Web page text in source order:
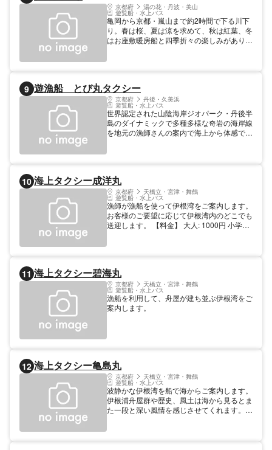
京都府 湯の花・丹波・美山
遊覧船・水上バス
亀岡から京都・嵐山まで約2時間で下る川下
り。春は桜、夏は涼を求めて、秋は紅葉、冬
はお座敷暖房船と四季折々の楽しみがありま
10%引
9 遊漁船 とび丸タクシー
京都府 丹後・久美浜
遊覧船・水上バス
世界認定された山陰海岸ジオパーク・丹後半
島のダイナミックで多種多様な奇岩の海岸線
を地元の漁師さんの案内で海上から体感でき
完全予約制
10 海上タクシー成洋丸
京都府 天橋立・宮津・舞鶴
遊覧船・水上バス
漁師が漁船を使って伊根湾をご案内します。
お客様のご要望に応じて伊根湾内のどこでも
送迎します。 【料金】 大人: 1000円 小学生:
11 海上タクシー碧海丸
京都府 天橋立・宮津・舞鶴
遊覧船・水上バス
漁船を利用して、舟屋が建ち並ぶ伊根湾をご
案内します。
12 海上タクシー亀島丸
京都府 天橋立・宮津・舞鶴
遊覧船・水上バス
波静かな伊根湾を船で海からご案内します。
伊根浦舟屋群や歴史、風土は海から見るとま
た一段と深い風情を感じさせてくれます。